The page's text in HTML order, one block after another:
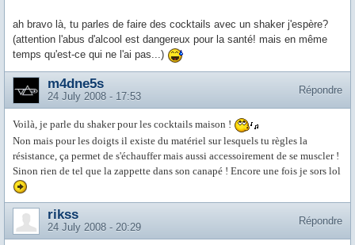
ah bravo là, tu parles de faire des cocktails avec un shaker j'espère?
(attention l'abus d'alcool est dangereux pour la santé! mais en même
temps qu'est-ce qui ne l'ai pas...)
Répondre
m4dne5s
24 July 2008 - 17:53
Voilà, je parle du shaker pour les cocktails maison !
Non mais pour les doigts il existe du matériel sur lesquels tu règles la
résistance, ça permet de s'échauffer mais aussi accessoirement de se muscler !
Sinon rien de tel que la zappette dans son canapé ! Encore une fois je sors lol
Répondre
rikss
24 July 2008 - 20:29